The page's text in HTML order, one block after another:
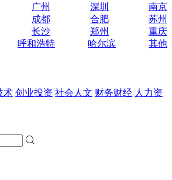
广州 深圳
南京
成都 合肥
苏州
长沙 郑州
重庆
呼和浩特 哈尔滨
其他
术 创业投资 社会人文 财务财经 人力资